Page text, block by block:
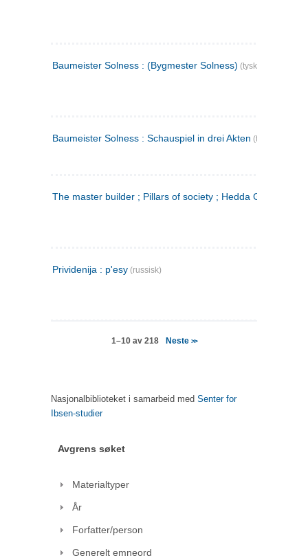
Baumeister Solness : (Bygmester Solness) (tysk)
Baumeister Solness : Schauspiel in drei Akten (tysk)
The master builder ; Pillars of society ; Hedda Gabler
Prividenija : p'esy (russisk)
1–10 av 218 Neste >>
Nasjonalbiblioteket i samarbeid med Senter for
Ibsen-studier
Avgrens søket
Materialtyper
År
Forfatter/person
Generelt emneord